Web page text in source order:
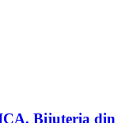
Bijuteria din